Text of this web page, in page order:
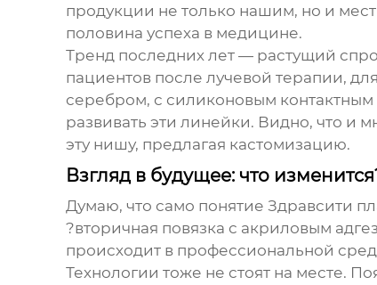
продукции не только нашим, но и
половина успеха в медицине.
Тренд последних лет — растущий
пациентов после лучевой терапии,
серебром, с силиконовым
развивать эти линейки. Видно, что и
эту нишу, предлагая кастомизацию.
Взгляд в будущее: что
Думаю, что само понятие Здравсити
?вторичная повязка с акриловым
происходит в профессиональной
Технологии тоже не стоят на месте.